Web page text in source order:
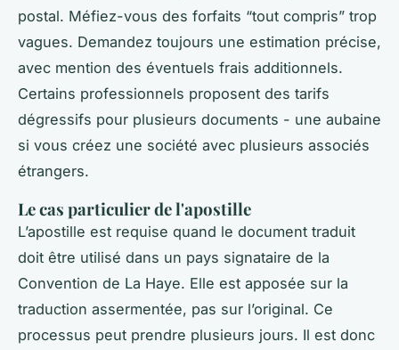
postal. Méfiez-vous des forfaits “tout compris” trop
vagues. Demandez toujours une estimation précise,
avec mention des éventuels frais additionnels.
Certains professionnels proposent des tarifs
dégressifs pour plusieurs documents - une aubaine
si vous créez une société avec plusieurs associés
étrangers.
Le cas particulier de l'apostille
L’apostille est requise quand le document traduit
doit être utilisé dans un pays signataire de la
Convention de La Haye. Elle est apposée sur la
traduction assermentée, pas sur l’original. Ce
processus peut prendre plusieurs jours. Il est donc